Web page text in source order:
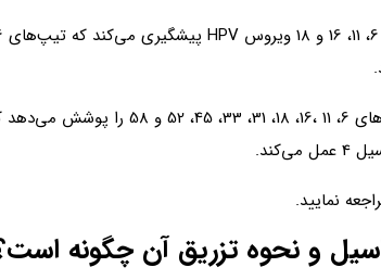
نمایید.
و نحوه تزریق آن چگونه